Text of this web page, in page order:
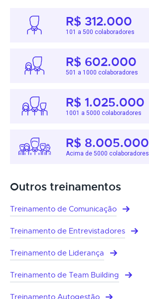
R$ 312.000
101 a 500 colaboradores
R$ 602.000
501 a 1000 colaboradores
R$ 1.025.000
1001 a 5000 colaboradores
R$ 8.005.000
Acima de 5000 colaboradores
Outros treinamentos
Treinamento de Comunicação
Treinamento de Entrevistadores
Treinamento de Liderança
Treinamento de Team Building
Treinamento Autogestão